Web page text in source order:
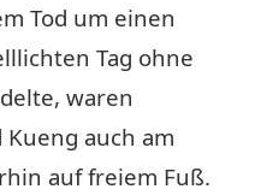
Tod um einen
Tag ohne
waren
Kueng auch am
auf freiem Fuß.